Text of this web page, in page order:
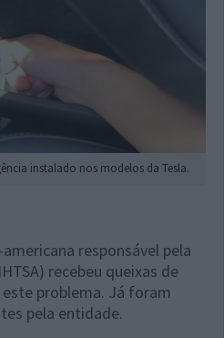
instalado nos modelos da Tesla.
responsável pela
recebeu queixas de
problema. Já foram
pela entidade.